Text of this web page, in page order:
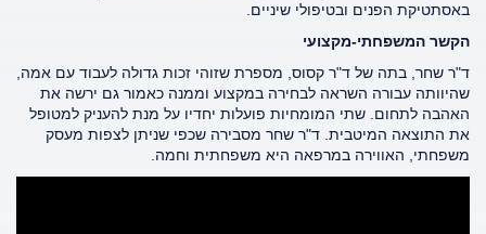
באסתטיקת הפנים ובטיפולי שיניים.
הקשר המשפחתי-מקצועי
ד"ר שחר, בתה של ד"ר קסוס, מספרת שזוהי זכות גדולה לעבוד עם אמה,
שהיוותה עבורה השראה לבחירה במקצוע וממנה כאמור גם ירשה את
האהבה לתחום. שתי המומחיות פועלות יחדיו על מנת להעניק למטופל
את התוצאה המיטבית. ד"ר שחר מסבירה שכפי שניתן לצפות מעסק
משפחתי, האווירה במרפאה היא משפחתית וחמה.